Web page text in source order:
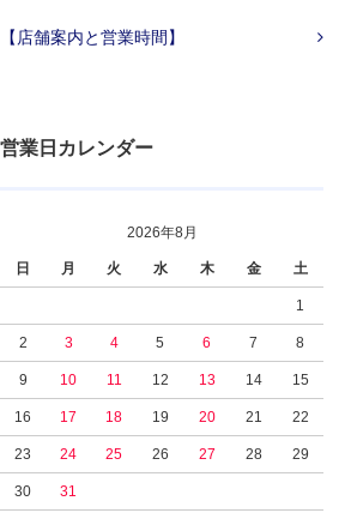
【店舗案内と営業時間】
営業日カレンダー
2026年8月
日 月 火 水 木 金 土
1
2 3 4 5 6 7 8
9 10 11 12 13 14 15
16 17 18 19 20 21 22
23 24 25 26 27 28 29
30 31